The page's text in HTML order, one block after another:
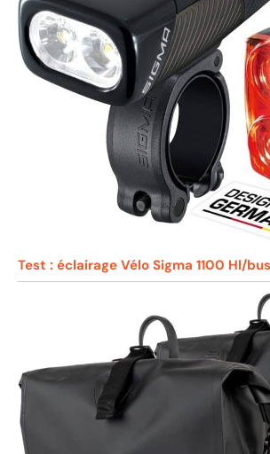
Test : éclairage Vélo Sigma 1100 Hl/